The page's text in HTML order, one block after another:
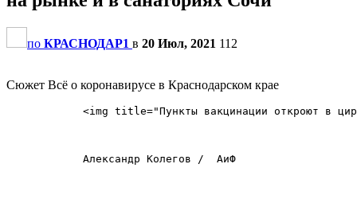
по КРАСНОДАР1 в 20 Июл, 2021 112
Сюжет Всё о коронавирусе в Краснодарском крае
<img title="Пункты вакцинации откроют в
            Александр Колегов /  АиФ